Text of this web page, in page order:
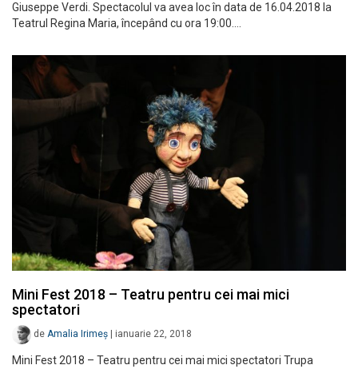
Giuseppe Verdi. Spectacolul va avea loc în data de 16.04.2018 la
Teatrul Regina Maria, începând cu ora 19:00.…
Mini Fest 2018 – Teatru pentru cei mai mici
spectatori
de Amalia Irimeș ianuarie 22, 2018
Mini Fest 2018 – Teatru pentru cei mai mici spectatori Trupa